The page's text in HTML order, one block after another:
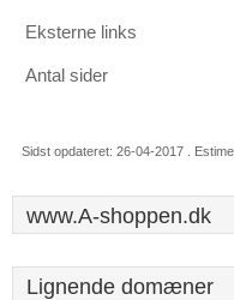
Eksterne links
Antal sider
Sidst opdateret: 26-04-2017 .
www.A-shoppen.dk
Lignende domæner